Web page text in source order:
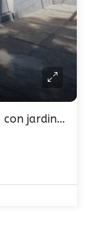
Casa en Alquiler de 2 Dormitorios con jardin y parrillero en El Pinar